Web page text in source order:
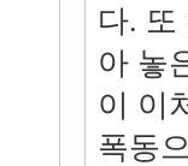
다. 또
아 놓
이 이
폭동